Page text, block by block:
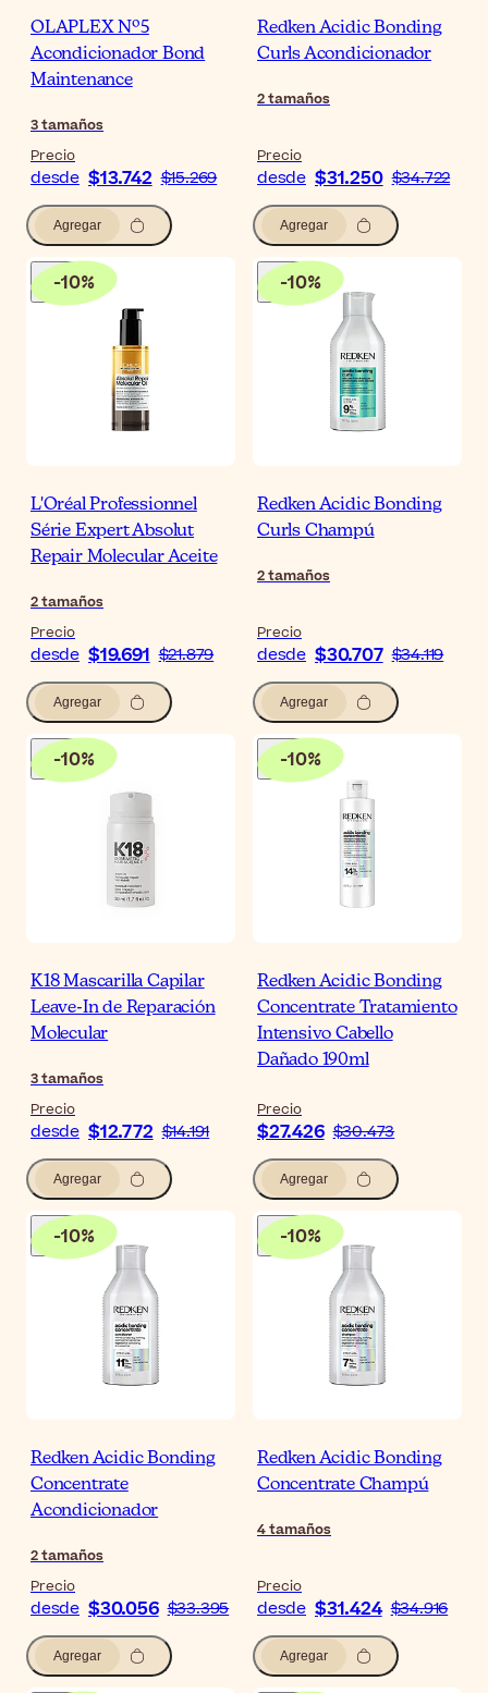
OLAPLEX Nº5
Acondicionador Bond
Maintenance
3tamaños
Precio
desde $13.742 $15.269
Agregar
Redken Acidic Bonding
Curls Acondicionador
2tamaños
Precio
desde $31.250 $34.722
Agregar
-10%
L'Oréal Professionnel
Série Expert Absolut
Repair Molecular Aceite
2tamaños
Precio
desde $19.691 $21.879
Agregar
-10%
Redken Acidic Bonding
Curls Champú
2tamaños
Precio
desde $30.707 $34.119
Agregar
-10%
K18 Mascarilla Capilar
Leave-In de Reparación
Molecular
3tamaños
Precio
desde $12.772 $14.191
Agregar
-10%
Redken Acidic Bonding
Concentrate Tratamiento
Intensivo Cabello
Dañado 190ml
Precio
$27.426 $30.473
Agregar
-10%
Redken Acidic Bonding
Concentrate
Acondicionador
2tamaños
Precio
desde $30.056 $33.395
Agregar
-10%
Redken Acidic Bonding
Concentrate Champú
4tamaños
Precio
desde $31.424 $34.916
Agregar